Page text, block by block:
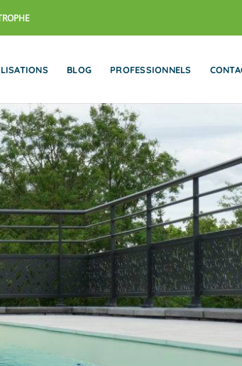
BLOG PROFESSIONNELS